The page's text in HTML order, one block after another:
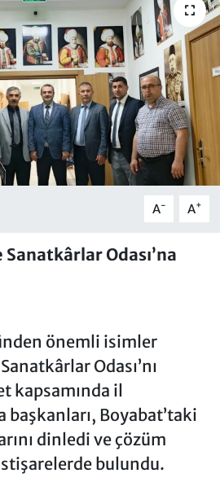
A- A+
Odası’na
önemli isimler
Odası’nı
kapsamında il
Boyabat’taki
dinledi ve çözüm
bulundu.